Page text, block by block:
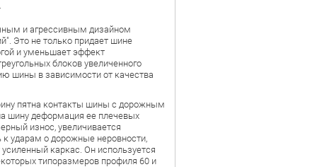
и агрессивным дизайном
Это не только придает шине
и уменьшает эффект
блоков увеличенного
шины в зависимости от качества
пятна контакты шины с дорожным
шину деформация ее плечевых
износ, увеличивается
ударам о дорожные неровности,
каркас. Он используется
типоразмеров профиля 60 и